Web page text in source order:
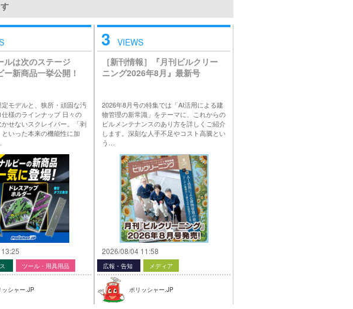
ルは次のステージ
ー新商品一挙公開！
モデルと、狭所・頑固な汚
様のラインナップ 日々の
せないスクレイパー。「剥
いった本来の機能性に加
ツール・用具用品
ッシャー.JP
3 VIEWS
［新刊情報］『月刊ビルクリー
ニング2026年8月』最新号
2026年8月号の特集では「AI活用による建
物管理の新常識」をテーマに、これからの
ビルメンテナンスのあり方を詳しくご紹介
します。深刻な人手不足やコスト高騰とい
う…
2026/08/04 11:58
広報・告知 メディア
ポリッシャー.JP